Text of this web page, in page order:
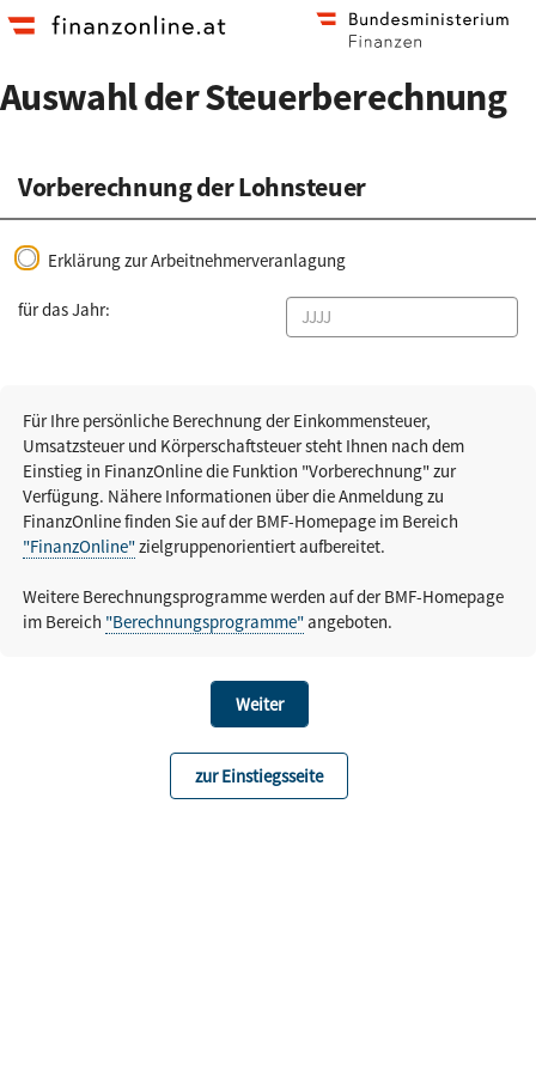
Zum
Hauptinhalt
Zur
Startseite
Auswahl der Steuerberechnung
Vorberechnung der Lohnsteuer
Erklärung zur Arbeitnehmerveranlagung
für das Jahr:
Für Ihre persönliche Berechnung der Einkommensteuer,
Umsatzsteuer und Körperschaftsteuer steht Ihnen nach dem
Einstieg in FinanzOnline die Funktion "Vorberechnung" zur
Verfügung. Nähere Informationen über die Anmeldung zu
FinanzOnline finden Sie auf der BMF-Homepage im Bereich
"FinanzOnline"zielgruppenorientiert aufbereitet.
Weitere Berechnungsprogramme werden auf der BMF-Homepage
im Bereich "Berechnungsprogramme"angeboten.
zur Einstiegsseite